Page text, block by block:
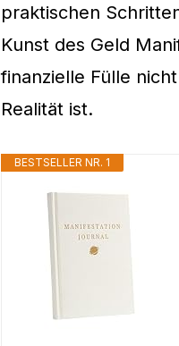
praktischen
Kunst des Geld
finanzielle Fülle
Realität ist.
BESTSELLER NR. 1